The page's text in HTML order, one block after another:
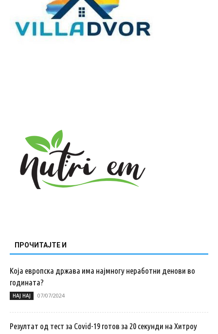
ПРОЧИТАЈТЕ И
Која европска држава има најмногу неработни денови во
годината?
НАЈ НАЈ 07/07/2024
Резултат од тест за Covid-19 готов за 20 секунди на Хитроу